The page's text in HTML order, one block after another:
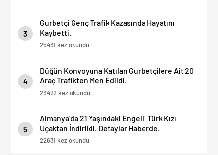
3
Gurbetçi Genç Trafik Kazasında Hayatını
Kaybetti.
25431 kez okundu
4
Düğün Konvoyuna Katılan Gurbetçilere Ait 20
Araç Trafikten Men Edildi.
23422 kez okundu
5
Almanya’da 21 Yaşındaki Engelli Türk Kızı
Uçaktan İndirildi. Detaylar Haberde.
22631 kez okundu